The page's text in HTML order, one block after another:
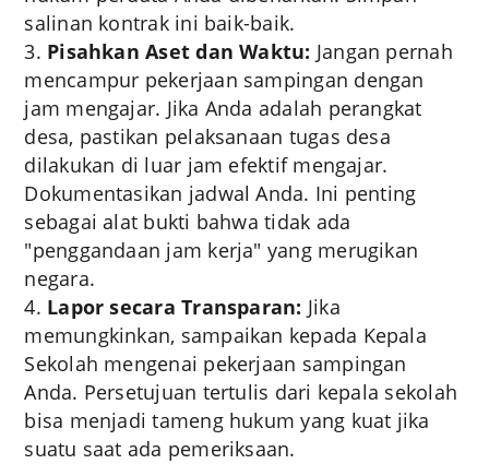
salinan kontrak ini baik-baik.
Pisahkan Aset dan Waktu: Jangan pernah
mencampur pekerjaan sampingan dengan
jam mengajar. Jika Anda adalah perangkat
desa, pastikan pelaksanaan tugas desa
dilakukan di luar jam efektif mengajar.
Dokumentasikan jadwal Anda. Ini penting
sebagai alat bukti bahwa tidak ada
"penggandaan jam kerja" yang merugikan
negara.
Lapor secara Transparan: Jika
memungkinkan, sampaikan kepada Kepala
Sekolah mengenai pekerjaan sampingan
Anda. Persetujuan tertulis dari kepala sekolah
bisa menjadi tameng hukum yang kuat jika
suatu saat ada pemeriksaan.